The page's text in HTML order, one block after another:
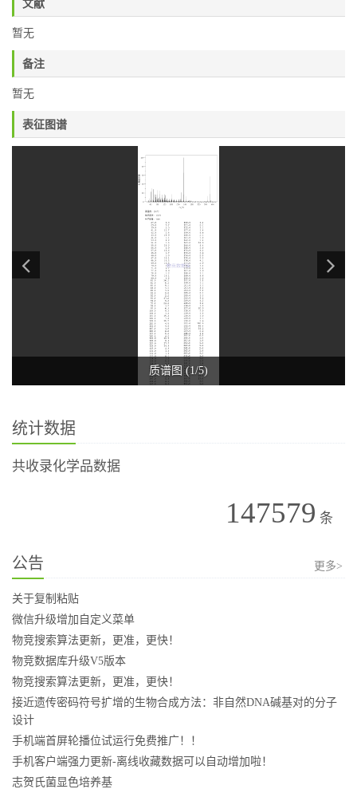
文献
暂无
备注
暂无
表征图谱
质谱图 (1/5)
统计数据
共收录化学品数据
147579 条
公告 更多>
关于复制粘贴
微信升级增加自定义菜单
物竞搜索算法更新，更准，更快！
物竞数据库升级V5版本
物竞搜索算法更新，更准，更快！
接近遗传密码符号扩增的生物合成方法：非自然DNA碱基对的分子
设计
手机端首屏轮播位试运行免费推广！！
手机客户端强力更新-离线收藏数据可以自动增加啦！
志贺氏菌显色培养基